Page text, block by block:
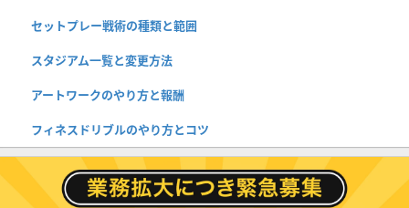
セットプレー戦術の種類と範囲
スタジアム一覧と変更方法
アートワークのやり方と報酬
フィネスドリブルのやり方とコツ